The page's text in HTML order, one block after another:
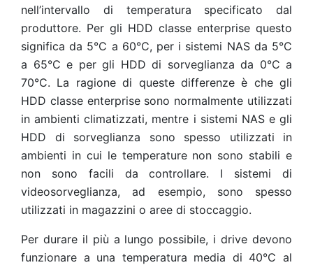
nell’intervallo di temperatura specificato dal
produttore. Per gli HDD classe enterprise questo
significa da 5°C a 60°C, per i sistemi NAS da 5°C
a 65°C e per gli HDD di sorveglianza da 0°C a
70°C. La ragione di queste differenze è che gli
HDD classe enterprise sono normalmente utilizzati
in ambienti climatizzati, mentre i sistemi NAS e gli
HDD di sorveglianza sono spesso utilizzati in
ambienti in cui le temperature non sono stabili e
non sono facili da controllare. I sistemi di
videosorveglianza, ad esempio, sono spesso
utilizzati in magazzini o aree di stoccaggio.
Per durare il più a lungo possibile, i drive devono
funzionare a una temperatura media di 40°C al